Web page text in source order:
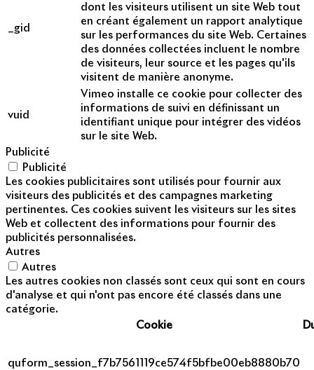
_gid
dont les visiteurs utilisent un site Web tout
en créant également un rapport analytique
sur les performances du site Web. Certaines
des données collectées incluent le nombre
de visiteurs, leur source et les pages qu'ils
visitent de manière anonyme.
vuid
Vimeo installe ce cookie pour collecter des
informations de suivi en définissant un
identifiant unique pour intégrer des vidéos
sur le site Web.
Publicité
Publicité
Les cookies publicitaires sont utilisés pour fournir aux
visiteurs des publicités et des campagnes marketing
pertinentes. Ces cookies suivent les visiteurs sur les sites
Web et collectent des informations pour fournir des
publicités personnalisées.
Autres
Autres
Les autres cookies non classés sont ceux qui sont en cours
d'analyse et qui n'ont pas encore été classés dans une
catégorie.
Cookie
quform_session_f7b7561119ce574f5bfbe00eb8880b70